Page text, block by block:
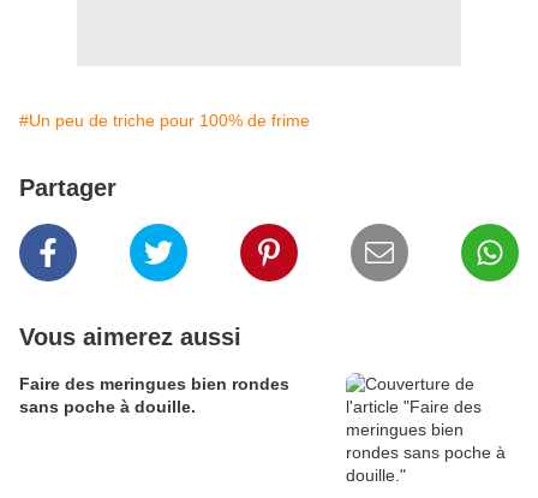
#Un peu de triche pour 100% de frime
Partager
Vous aimerez aussi
Faire des meringues bien rondes
sans poche à douille.